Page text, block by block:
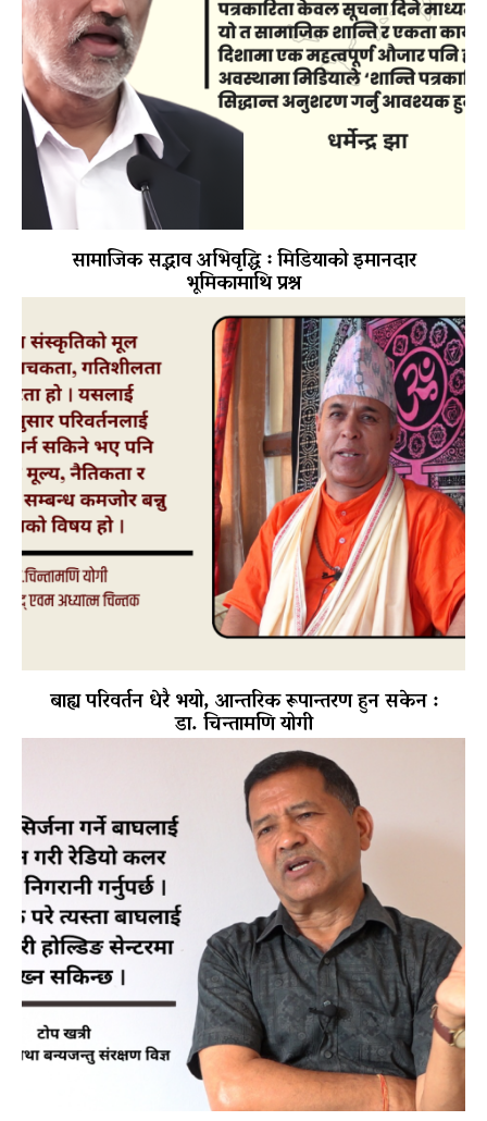
सामाजिक सद्भाव अभिवृद्धि ः मिडियाको इमानदार
भूमिकामाथि प्रश्न
बाह्य परिवर्तन धेरै भयो, आन्तरिक रूपान्तरण हुन सकेन :
डा. चिन्तामणि योगी